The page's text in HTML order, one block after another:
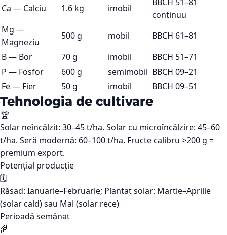
Ca — Calciu 1.6 kg imobil
continuu
Mg —
Magneziu
500 g mobil
BBCH 61–81
B— Bor 70 g imobil
BBCH 51–71
P — Fosfor 600 g semimobil BBCH 09–21
Fe— Fier 50 g imobil BBCH 09–51
Tehnologia de cultivare
🏆
Solar neîncălzit: 30–45 t/ha. Solar cu microîncălzire: 45–60
t/ha. Seră modernă: 60–100 t/ha. Fructe calibru >200 g =
premium export.
Potențial producție
🗓️
Răsad: Ianuarie–Februarie; Plantat solar: Martie–Aprilie
(solar cald) sau Mai (solar rece)
Perioadă semănat
🌾